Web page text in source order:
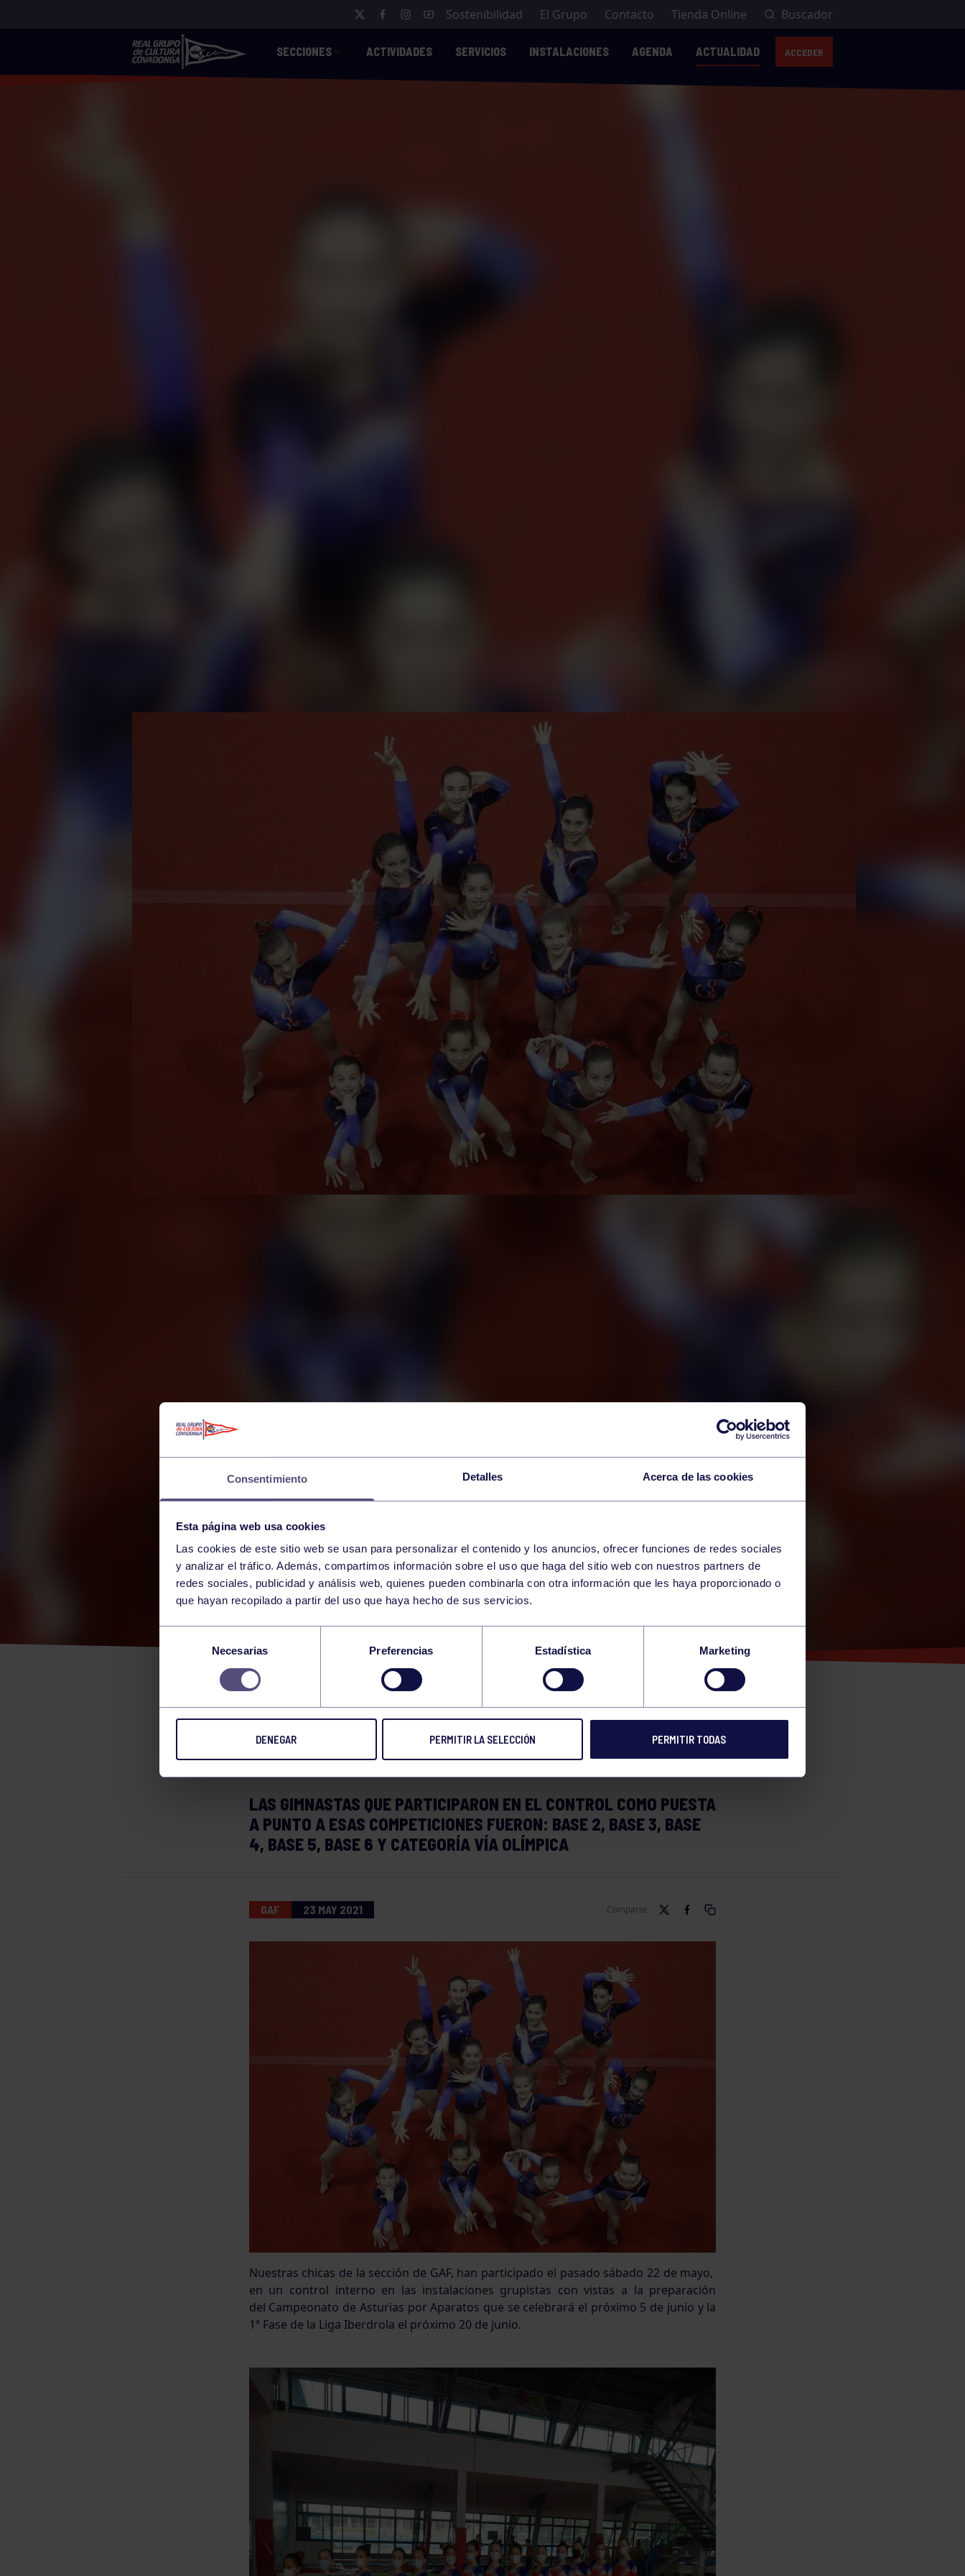
Consentimiento Detalles Acerca de las cookies
Esta página web usa cookies
Las cookies de este sitio web se usan para personalizar el contenido y los anuncios, ofrecer funciones de redes sociales
y analizar el tráfico. Además, compartimos información sobre el uso que haga del sitio web con nuestros partners de
redes sociales, publicidad y análisis web, quienes pueden combinarla con otra información que les haya proporcionado o
que hayan recopilado a partir del uso que haya hecho de sus servicios.
de
consentimiento
Necesarias Preferencias Estadística Marketing
DENEGAR PERMITIR LA SELECCIÓN PERMITIR TODAS
Sostenibilidad El Grupo Contacto Tienda Online Buscador
SECCIONES ACTIVIDADES SERVICIOS INSTALACIONES AGENDA ACTUALIDAD ACCEDER
SÁBADO DE CONTROL
INTERNO DE NUESTRAS
GIMNASTAS
LAS GIMNASTAS QUE PARTICIPARON EN EL CONTROL COMO PUESTA
A PUNTO A ESAS COMPETICIONES FUERON: BASE 2, BASE 3, BASE
4, BASE 5, BASE 6 Y CATEGORÍA VÍA OLÍMPICA
GAF 23 MAY 2021 Comparte
Nuestras chicas de la sección de GAF, han participado el pasado sábado 22 de mayo,
en un control interno en las instalaciones grupistas con vistas a la preparación
del Campeonato de Asturias por Aparatos que se celebrará el próximo 5 de junio y la
1ª Fase de la Liga Iberdrola el próximo 20 de junio.